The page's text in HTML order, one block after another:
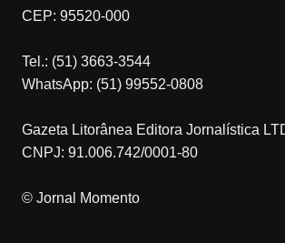
CEP: 95520-000
Tel.: (51) 3663-3544
WhatsApp: (51) 99552-0808
Gazeta Litorânea Editora Jornalística
CNPJ: 91.006.742/0001-80
© Jornal Momento